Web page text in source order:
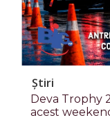
Știri
Deva Trophy
acest